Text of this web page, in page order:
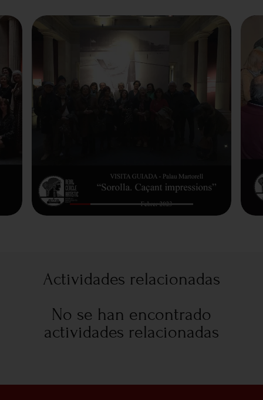
Actividades relacionadas
No se han encontrado
actividades relacionadas